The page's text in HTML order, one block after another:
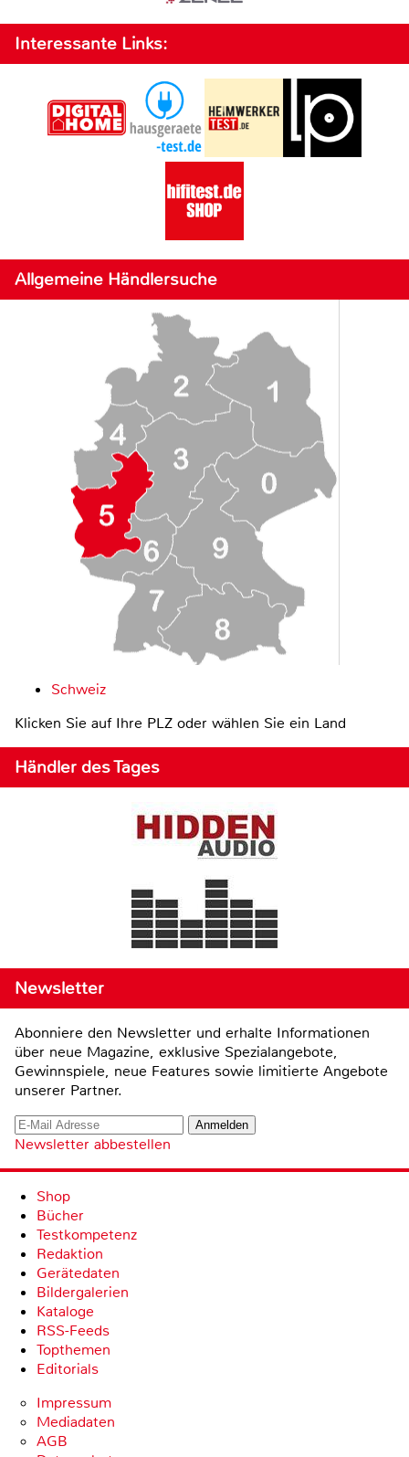
Interessante Links:
Allgemeine Händlersuche
Schweiz
Klicken Sie auf Ihre PLZ oder wählen Sie ein Land
Händler des Tages
Newsletter
Abonniere den Newsletter und erhalte Informationen
über neue Magazine, exklusive Spezialangebote,
Gewinnspiele, neue Features sowie limitierte Angebote
unserer Partner.
Newsletter abbestellen
Shop
Bücher
Testkompetenz
Redaktion
Gerätedaten
Bildergalerien
Kataloge
RSS-Feeds
Topthemen
Editorials
Impressum
Mediadaten
AGB